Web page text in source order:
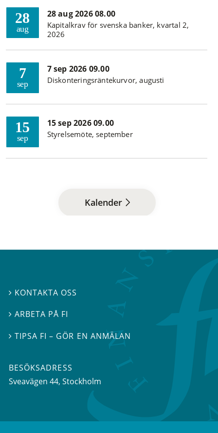
28
aug
28 aug 2026 08.00
Kapitalkrav för svenska banker, kvartal 2,
2026
7
sep
7 sep 2026 09.00
Diskonteringsräntekurvor, augusti
15
sep
15 sep 2026 09.00
Styrelsemöte, september
Kalender
 KONTAKTA OSS
ARBETA PÅ FI
TIPSA FI – GÖR EN ANMÄLAN
BESÖKSADRESS
Sveavägen 44, Stockholm